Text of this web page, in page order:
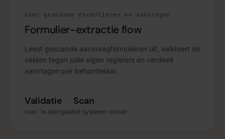
voor gescande formulieren en aanvragen
Formulier-extractie flow
Leest gescande aanvraagformulieren uit, valideert de
velden tegen jullie eigen registers en verdeelt
aanvragen per behandelaar.
Validatie
voor 'ie doorgaat
Scan
tot systeem-invoer